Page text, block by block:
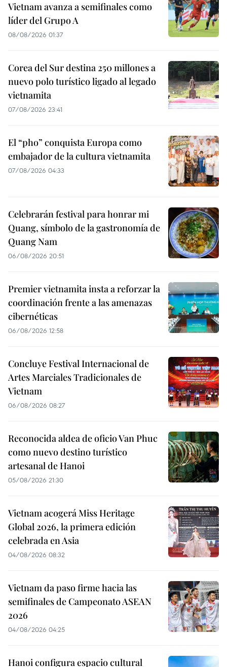
Vietnam avanza a semifinales como
líder del Grupo A
08/08/2026 01:37
Corea del Sur destina 250 millones a
nuevo polo turístico ligado al legado
vietnamita
07/08/2026 23:41
El “pho” conquista Europa como
embajador de la cultura vietnamita
07/08/2026 04:33
Celebrarán festival para honrar mi
Quang, símbolo de la gastronomía de
Quang Nam
06/08/2026 20:51
Premier vietnamita insta a reforzar la
coordinación frente a las amenazas
cibernéticas
06/08/2026 12:58
Concluye Festival Internacional de
Artes Marciales Tradicionales de
Vietnam
06/08/2026 08:27
Reconocida aldea de oficio Van Phuc
como nuevo destino turístico
artesanal de Hanoi
05/08/2026 21:30
Vietnam acogerá Miss Heritage
Global 2026, la primera edición
celebrada en Asia
04/08/2026 08:32
Vietnam da paso firme hacia las
semifinales de Campeonato ASEAN
2026
04/08/2026 04:25
Hanoi configura espacio cultural